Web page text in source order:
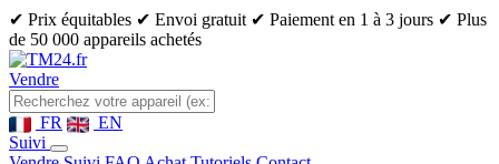
✔ Prix équitables ✔ Envoi gratuit ✔ Paiement en 1 à 3 jours ✔ Plus
de 50 000 appareils achetés
Vendre
FR
EN
Suivi